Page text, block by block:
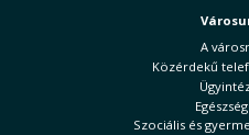
A
Közérdekű
Szociális és